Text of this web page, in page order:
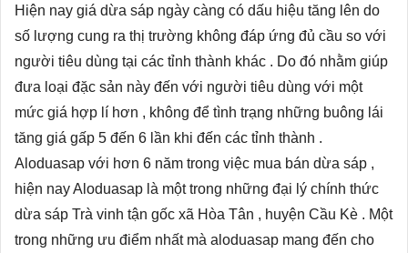
Hiện nay giá dừa sáp ngày càng có dấu hiệu tăng lên do
số lượng cung ra thị trường không đáp ứng đủ cầu so với
người tiêu dùng tại các tỉnh thành khác . Do đó nhằm giúp
đưa loại đặc sản này đến với người tiêu dùng với một
mức giá hợp lí hơn , không để tình trạng những buông lái
tăng giá gấp 5 đến 6 lần khi đến các tỉnh thành .
Aloduasap với hơn 6 năm trong việc mua bán dừa sáp ,
hiện nay Aloduasap là một trong những đại lý chính thức
dừa sáp Trà vinh tận gốc xã Hòa Tân , huyện Cầu Kè . Một
trong những ưu điểm nhất mà aloduasap mang đến cho